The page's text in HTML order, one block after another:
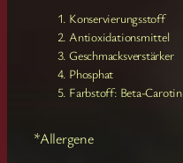
Konservierungsstoff
Antioxidationsmittel
Geschmacksverstärker
Phosphat
Farbstoff: Beta-Carotin
*Allergene